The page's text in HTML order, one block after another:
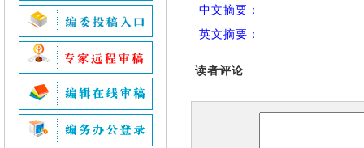
中文摘要：
英文摘要：
读者评论